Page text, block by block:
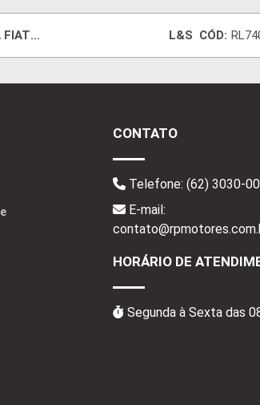
FIAT
L&S CÓD:
CONTATO
Telefone: (62) 3030-
E-mail:
HORÁRIO DE
Segunda à Sexta das